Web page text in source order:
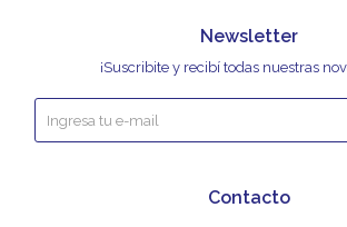
Contacto
Newsletter
¡Suscribite y recibí todas nuestras